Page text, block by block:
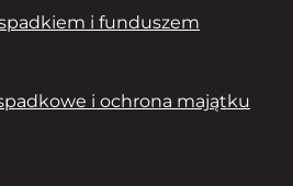
i funduszem
i ochrona majątku